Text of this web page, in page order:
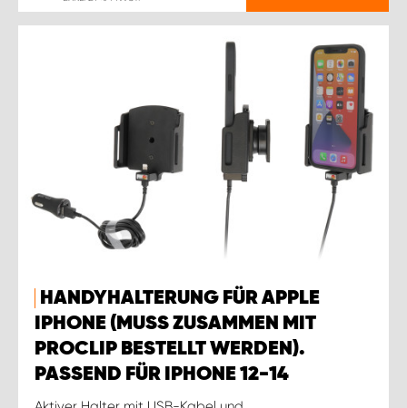
HANDYHALTERUNG FÜR APPLE
IPHONE (MUSS ZUSAMMEN MIT
PROCLIP BESTELLT WERDEN).
PASSEND FÜR IPHONE 12-14